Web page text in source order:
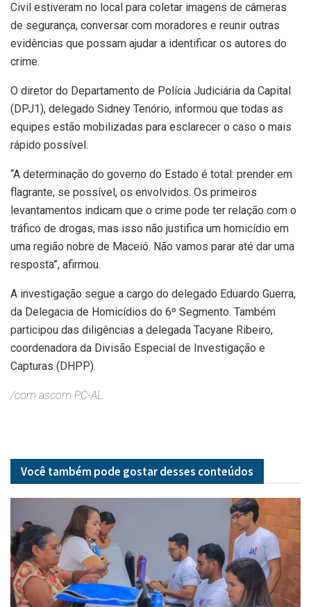
Civil estiveram no local para coletar imagens de câmeras
de segurança, conversar com moradores e reunir outras
evidências que possam ajudar a identificar os autores do
crime.
O diretor do Departamento de Polícia Judiciária da Capital
(DPJ1), delegado Sidney Tenório, informou que todas as
equipes estão mobilizadas para esclarecer o caso o mais
rápido possível.
“A determinação do governo do Estado é total: prender em
flagrante, se possível, os envolvidos. Os primeiros
levantamentos indicam que o crime pode ter relação com o
tráfico de drogas, mas isso não justifica um homicídio em
uma região nobre de Maceió. Não vamos parar até dar uma
resposta”, afirmou.
A investigação segue a cargo do delegado Eduardo Guerra,
da Delegacia de Homicídios do 6º Segmento. Também
participou das diligências a delegada Tacyane Ribeiro,
coordenadora da Divisão Especial de Investigação e
Capturas (DHPP).
/com ascom PC-AL
Você também pode gostar desses conteúdos